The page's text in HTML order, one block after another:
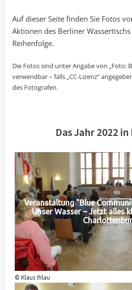
Auf dieser Seite finden Sie Fotos
Aktionen des Berliner
Reihenfolge.
Die Fotos sind unter Angabe von „Foto:
verwendbar – falls „CC-Lizenz“
des Fotografen.
Das Jahr 2022
Veranstaltung "Blue
Unser Wasser – Jetzt alles
© Klaus Ihlau